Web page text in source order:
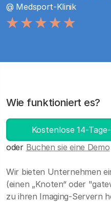
@ Medsport-Klinik
Wie funktioniert es?
Kostenlose 14-
oder Buchen sie eine Demo
Wir bieten Unternehmen
(einen „Knoten“ oder
zu ihren Imaging-Servern